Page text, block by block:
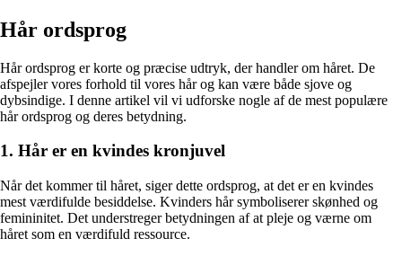
Hår ordsprog
Hår ordsprog er korte og præcise udtryk, der handler om håret. De
afspejler vores forhold til vores hår og kan være både sjove og
dybsindige. I denne artikel vil vi udforske nogle af de mest populære
hår ordsprog og deres betydning.
1. Hår er en kvindes kronjuvel
Når det kommer til håret, siger dette ordsprog, at det er en kvindes
mest værdifulde besiddelse. Kvinders hår symboliserer skønhed og
femininitet. Det understreger betydningen af ​​at pleje og værne om
håret som en værdifuld ressource.